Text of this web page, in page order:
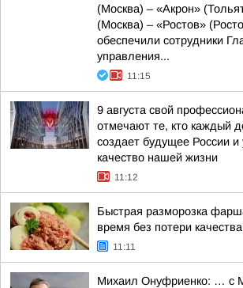
(Москва) – «Акрон»
(Москва) – «Ростов»
обеспечили сотрудники
управления...
11:15
9 августа свой
отмечают те, кто каждый
создает будущее России
качество нашей жизни
11:12
Быстрая разморозка
время без потери качества
11:11
Михаил Онуфриенко: … с